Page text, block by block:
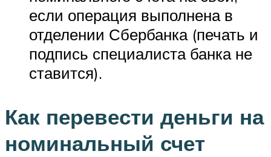
если операция выполнена в
отделении Сбербанка (печать и
подпись специалиста банка не
ставится).
Как перевести деньги на
номинальный счет